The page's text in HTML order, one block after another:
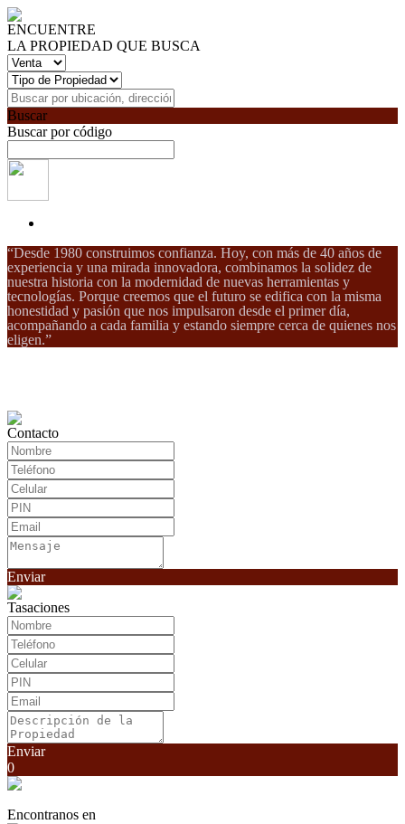
ENCUENTRE
LA PROPIEDAD QUE BUSCA
Buscar
Buscar por código
“Desde 1980 construimos confianza. Hoy, con más de 40 años de
experiencia y una mirada innovadora, combinamos la solidez de
nuestra historia con la modernidad de nuevas herramientas y
tecnologías. Porque creemos que el futuro se edifica con la misma
honestidad y pasión que nos impulsaron desde el primer día,
acompañando a cada familia y estando siempre cerca de quienes nos
eligen.”
Contacto
Enviar
Tasaciones
Enviar
0
Encontranos en